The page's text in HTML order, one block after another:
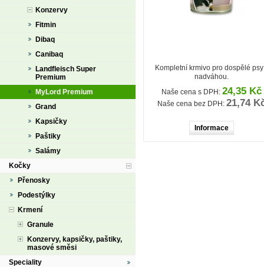
Kompletní krmivo pro dospělé
nadváhou.
Naše cena s DPH: 24,35 Kč
Naše cena bez DPH: 21,74
Informace
Konzervy
Fitmin
Dibaq
Canibaq
Landfleisch Super
Premium
MyLord Premium
Grand
Kapsičky
Paštiky
Salámy
Kočky
Přenosky
Podestýlky
Krmení
Granule
Konzervy, kapsičky, paštiky,
masové směsi
Speciality